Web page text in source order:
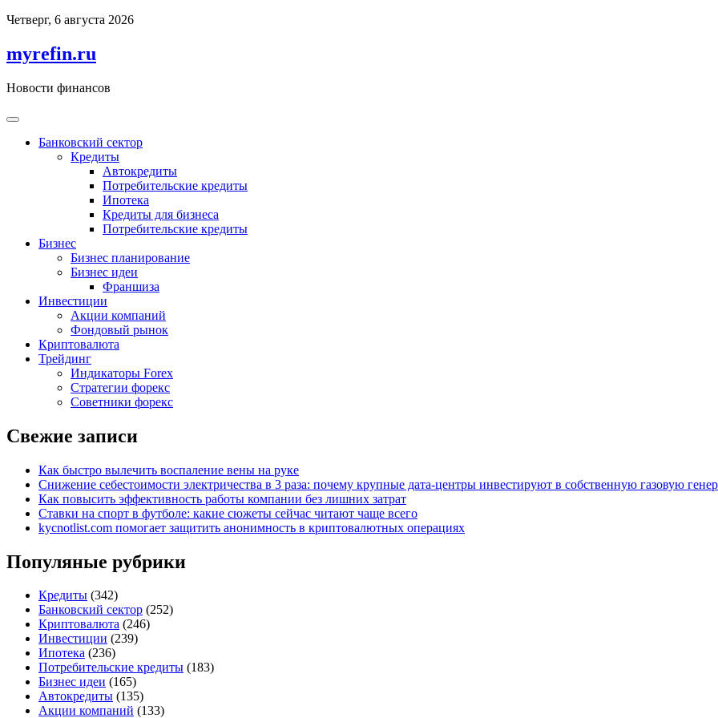
Перейти
содержимому
Четверг, 6 августа 2026
myrefin.ru
Новости финансов
Банковский сектор
Кредиты
Автокредиты
Потребительские кредиты
Ипотека
Кредиты для бизнеса
Потребительские кредиты
Бизнес
Бизнес планирование
Бизнес идеи
Франшиза
Инвестиции
Акции компаний
Фондовый рынок
Криптовалюта
Трейдинг
Индикаторы Forex
Стратегии форекс
Советники форекс
Свежие записи
Как быстро вылечить воспаление вены на руке
Снижение себестоимости электричества в 3 раза: почему крупные дата-центры инвестируют в собственную газовую
Как повысить эффективность работы компании без лишних затрат
Ставки на спорт в футболе: какие сюжеты сейчас читают чаще всего
kycnotlist.com помогает защитить анонимность в криптовалютных операциях
Популяные рубрики
Кредиты (342)
Банковский сектор (252)
Криптовалюта (246)
Инвестиции (239)
Ипотека (236)
Потребительские кредиты (183)
Бизнес идеи (165)
Автокредиты (135)
Акции компаний (133)